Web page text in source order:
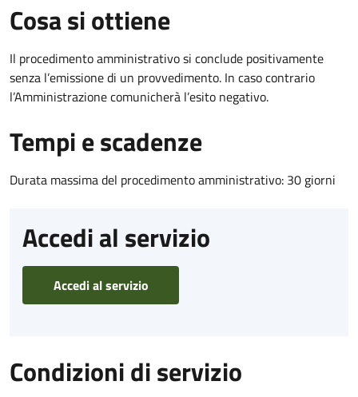
Cosa si ottiene
Il procedimento amministrativo si conclude positivamente
senza l’emissione di un provvedimento. In caso contrario
l’Amministrazione comunicherà l’esito negativo.
Tempi e scadenze
Durata massima del procedimento amministrativo: 30 giorni
Accedi al servizio
Accedi al servizio
Condizioni di servizio